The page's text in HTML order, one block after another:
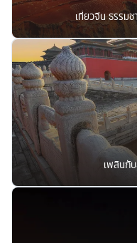
เที่ยวจีน ธรรม
เพลินกั